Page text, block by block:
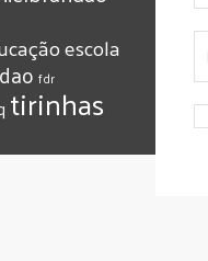
‎escola
‎fdr
‎tirinhas